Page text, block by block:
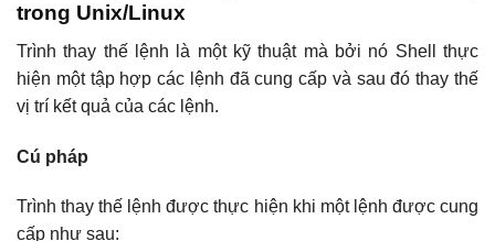
trong Unix/Linux
Trình thay thế lệnh là một kỹ thuật mà bởi nó Shell thực
hiện một tập hợp các lệnh đã cung cấp và sau đó thay thế
vị trí kết quả của các lệnh.
Cú pháp
Trình thay thế lệnh được thực hiện khi một lệnh được cung
cấp như sau: